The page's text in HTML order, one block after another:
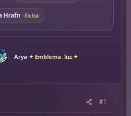
Hrafn Ficha
Arya ✦ Emblema: luz ✦
#1